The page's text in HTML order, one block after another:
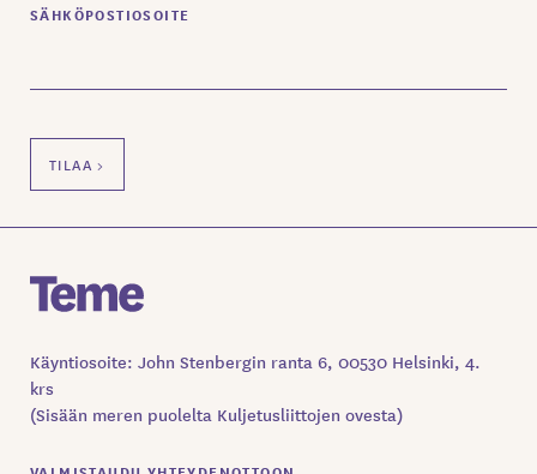
SÄHKÖPOSTIOSOITE
Käyntiosoite: John Stenbergin ranta 6, 00530 Helsinki, 4.
krs
(Sisään meren puolelta Kuljetusliittojen ovesta)